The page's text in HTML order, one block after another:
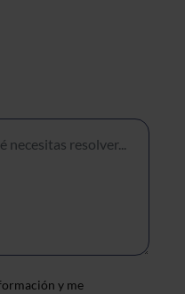
y me